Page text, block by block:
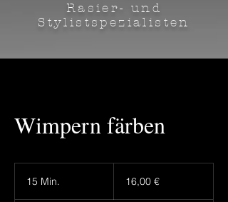
Rasier- und
Stylistspezialisten
Wimpern färben
15 Min. 16,00 €